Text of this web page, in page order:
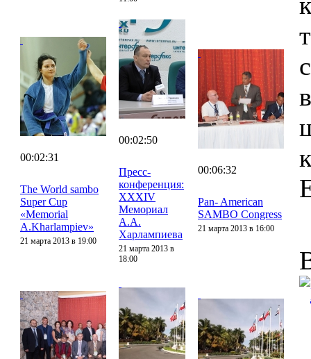
00:02:31
The World sambo
Super Cup
«Memorial
A.Kharlampiev»
21 марта 2013 в 19:00
00:02:50
Пресс-
конференция:
XXXIV
Мемориал
А.А.
Харлампиева
21 марта 2013 в
18:00
00:06:32
Pan- American
SAMBO Congress
21 марта 2013 в 16:00